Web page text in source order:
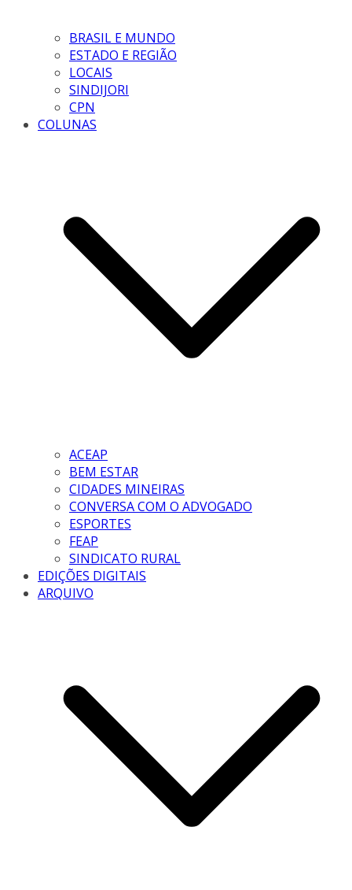
BRASIL E MUNDO
ESTADO E REGIÃO
LOCAIS
SINDIJORI
CPN
COLUNAS
ACEAP
BEM ESTAR
CIDADES MINEIRAS
CONVERSA COM O ADVOGADO
ESPORTES
FEAP
SINDICATO RURAL
EDIÇÕES DIGITAIS
ARQUIVO